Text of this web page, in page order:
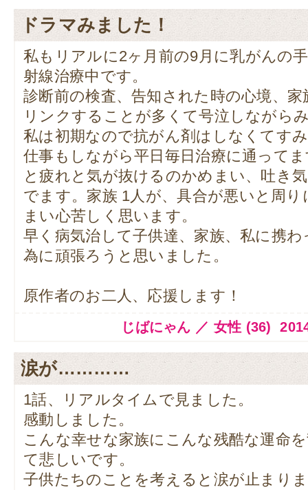
ドラマみました！
私もリアルに2ヶ月前の9月に乳がんの
射線治療中です。
診断前の検査、告知された時の心境、
リンクすることが多くて号泣しながら
私は初期なので抗がん剤はしなくてす
仕事もしながら平日毎日治療に通って
と疲れと気が抜けるのかめまい、吐き
でます。家族 1人が、具合が悪いと周
まい心苦しく思います。
早く病気治して子供達、家族、私に携
為に頑張ろうと思いました。
原作者のお二人、応援します！
じばにゃん ／ 女性 (36)
涙が…………
1話、リアルタイムで見ました。
感動しました。
こんな幸せな家族にこんな残酷な運命
て悲しいです。
子供たちのことを考えると涙が止まり